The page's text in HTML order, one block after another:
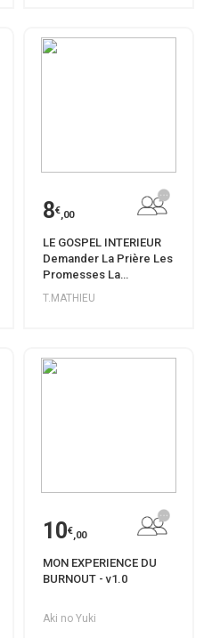
8€,00
LE GOSPEL INTERIEUR
Demander La Prière Les
Promesses La
Persévérance
T.MATHIEU
10€,00
MON EXPERIENCE DU
BURNOUT - v1.0
Aki no Yuki